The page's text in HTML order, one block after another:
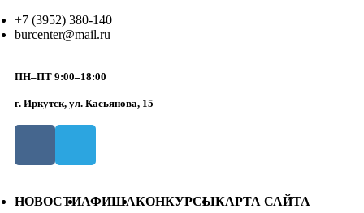
+7 (3952) 380-140
burcenter@mail.ru
ПН–ПТ 9:00–18:00
г. Иркутск, ул. Касьянова, 15
НОВОСТИАФИШАКОНКУРСЫКАРТА САЙТА